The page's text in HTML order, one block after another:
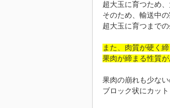
超大玉に育つため
そのため、輸送中の
超大玉に育つまで
また、肉質が硬く
果肉が締まる性質
果肉の崩れも少な
ブロック状にカッ